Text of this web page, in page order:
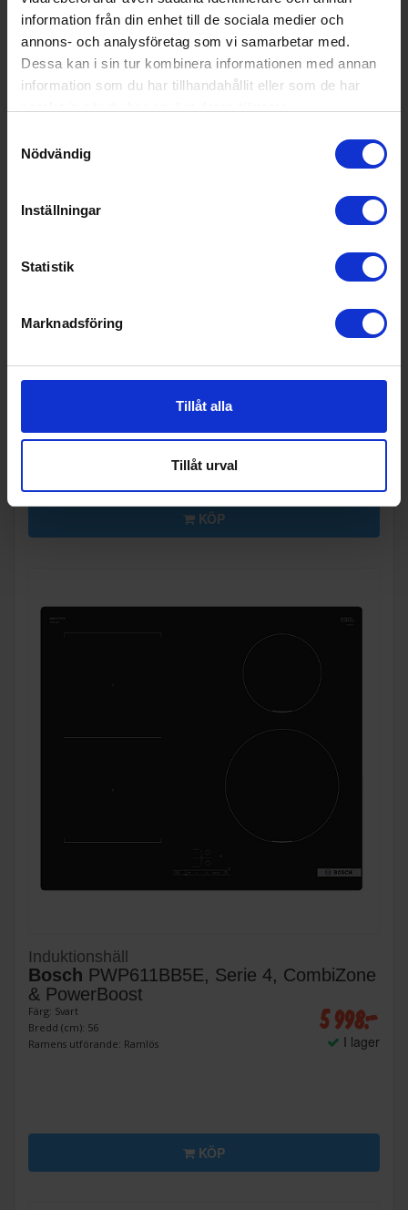
information från din enhet till de sociala medier och
annons- och analysföretag som vi samarbetar med.
Dessa kan i sin tur kombinera informationen med annan
information som du har tillhandahållit eller som de har
Nödvändig
Inställningar
Statistik
Marknadsföring
Tillåt alla
Tillåt urval
Induktionshäll
5 372:-
KÖP
Induktionshäll
Bosch PWP611BB5E, Serie 4, CombiZone
& PowerBoost
Färg: Svart
Bredd (cm): 56
Ramens utförande: Ramlös
5 998:-
I lager
KÖP